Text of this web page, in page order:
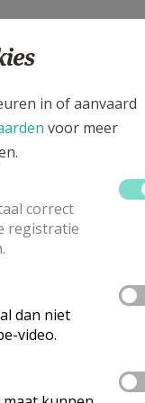
Omdat
in of aanvaard
voor meer
correct
registratie
dan niet
video.